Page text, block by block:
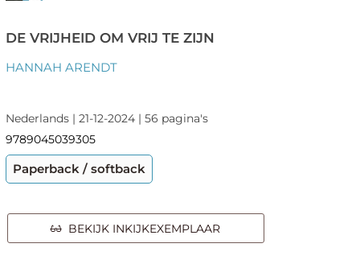
DE VRIJHEID OM VRIJ TE ZIJN
HANNAH ARENDT
Nederlands | 21-12-2024 | 56 pagina's
9789045039305
Paperback / softback
BEKIJK INKIJKEXEMPLAAR